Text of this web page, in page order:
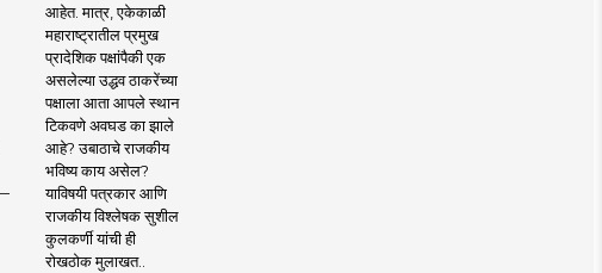
आहेत. मात्र, एकेकाळी
महाराष्ट्रातील प्रमुख
प्रादेशिक पक्षांपैकी एक
असलेल्या उद्धव ठाकरेंच्या
पक्षाला आता आपले स्थान
टिकवणे अवघड का झाले
आहे? उबाठाचे राजकीय
भविष्य काय असेल?
याविषयी पत्रकार आणि
राजकीय विश्लेषक सुशील
कुलकर्णी यांची ही
रोखठोक मुलाखत..